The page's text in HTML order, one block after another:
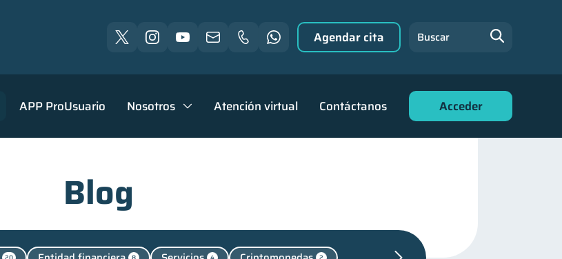
APP ProUsuario Nosotros Atención virtual Contáctanos Acceder
Agendar cita Buscar
Blog